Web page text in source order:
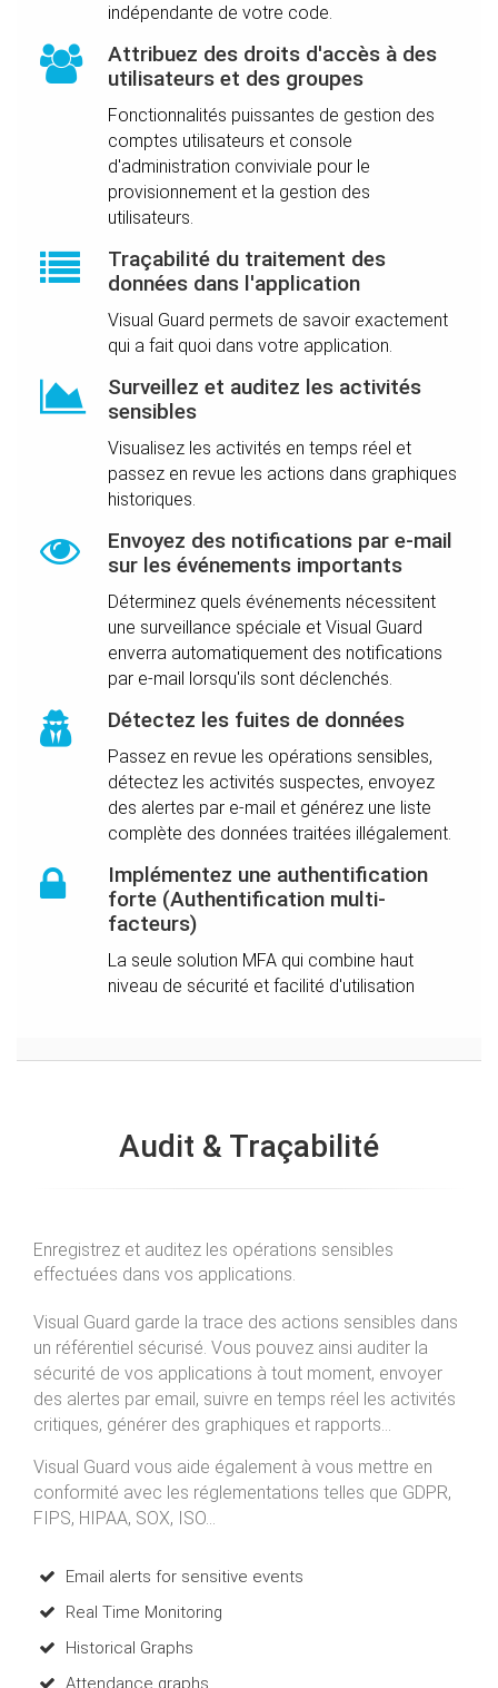
indépendante de votre code.
Attribuez des droits d'accès à des
utilisateurs et des groupes
Fonctionnalités puissantes de gestion des
comptes utilisateurs et console
d'administration conviviale pour le
provisionnement et la gestion des
utilisateurs.
Traçabilité du traitement des
données dans l'application
Visual Guard permets de savoir exactement
qui a fait quoi dans votre application.
Surveillez et auditez les activités
sensibles
Visualisez les activités en temps réel et
passez en revue les actions dans graphiques
historiques.
Envoyez des notifications par e-mail
sur les événements importants
Déterminez quels événements nécessitent
une surveillance spéciale et Visual Guard
enverra automatiquement des notifications
par e-mail lorsqu'ils sont déclenchés.
Détectez les fuites de données
Passez en revue les opérations sensibles,
détectez les activités suspectes, envoyez
des alertes par e-mail et générez une liste
complète des données traitées illégalement.
Implémentez une authentification
forte (Authentification multi-
facteurs)
La seule solution MFA qui combine haut
niveau de sécurité et facilité d'utilisation
Audit & Traçabilité
Enregistrez et auditez les opérations sensibles
effectuées dans vos applications.
Visual Guard garde la trace des actions sensibles dans
un référentiel sécurisé. Vous pouvez ainsi auditer la
sécurité de vos applications à tout moment, envoyer
des alertes par email, suivre en temps réel les activités
critiques, générer des graphiques et rapports...
Visual Guard vous aide également à vous mettre en
conformité avec les réglementations telles que GDPR,
FIPS, HIPAA, SOX, ISO...
Email alerts for sensitive events
Real Time Monitoring
Historical Graphs
Attendance graphs